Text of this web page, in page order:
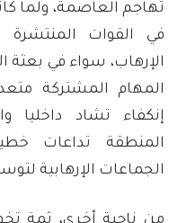
تهاجم العاصمة، ولما
في القوات
الإرهاب، سواء في بعثة
المهام المشتركة
إنكفاء تشاد داخليا
المنطقة تداعات
الجماعات الإرهابية